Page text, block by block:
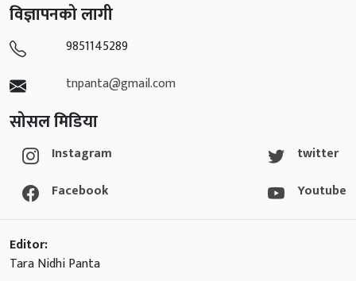
विज्ञापनको लागी
9851145289
tnpanta@gmail.com
सोसल मिडिया
Instagram
Facebook
twitter
Youtube
Editor:
Tara Nidhi Panta